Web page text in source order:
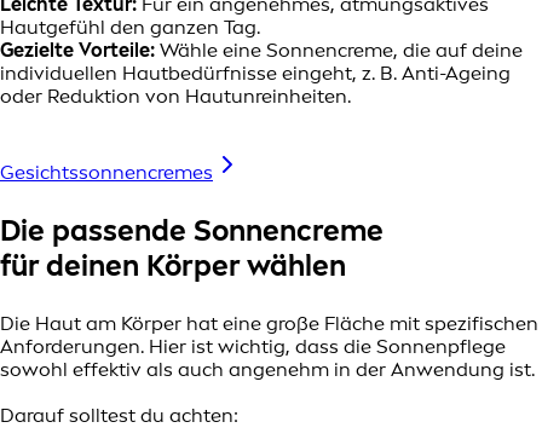
Hautgefühl den ganzen Tag.
Gezielte Vorteile: Wähle eine Sonnencreme, die auf deine
individuellen Hautbedürfnisse eingeht, z. B. Anti-Ageing
oder Reduktion von Hautunreinheiten.
Gesichtssonnencremes
Die passende Sonnencreme
für deinen Körper wählen
Die Haut am Körper hat eine große Fläche mit spezifischen
Anforderungen. Hier ist wichtig, dass die Sonnenpflege
sowohl effektiv als auch angenehm in der Anwendung ist.
Darauf solltest du achten: